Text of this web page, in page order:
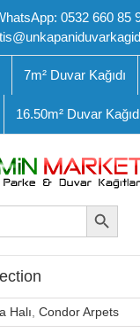
0532 660 85
7m² Duvar Kağıdı
16.50m² Duvar
Search Button
Halı Condor Arpets